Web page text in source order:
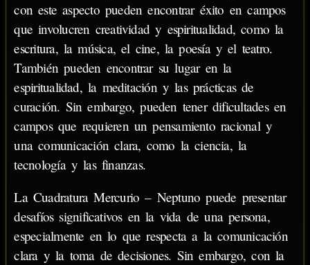
con este aspecto pueden encontrar éxito en campos
que involucren creatividad y espiritualidad, como la
escritura, la música, el cine, la poesía y el teatro.
También pueden encontrar su lugar en la
espiritualidad, la meditación y las prácticas de
curación. Sin embargo, pueden tener dificultades en
campos que requieren un pensamiento racional y
una comunicación clara, como la ciencia, la
tecnología y las finanzas.
La Cuadratura Mercurio – Neptuno puede presentar
desafíos significativos en la vida de una persona,
especialmente en lo que respecta a la comunicación
clara y la toma de decisiones. Sin embargo, con la